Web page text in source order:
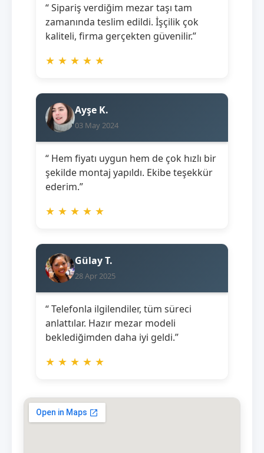
“ Sipariş verdiğim mezar taşı tam
zamanında teslim edildi. İşçilik çok
kaliteli, firma gerçekten güvenilir.”
★ ★ ★ ★ ★
Ayşe K.
03 May 2024
“ Hem fiyatı uygun hem de çok hızlı bir
şekilde montaj yapıldı. Ekibe teşekkür
ederim.”
★ ★ ★ ★ ★
Gülay T.
28 Apr 2025
“ Telefonla ilgilendiler, tüm süreci
anlattılar. Hazır mezar modeli
beklediğimden daha iyi geldi.”
★ ★ ★ ★ ★